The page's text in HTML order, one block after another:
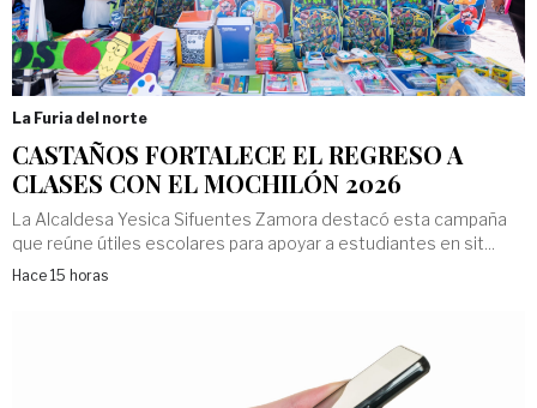
La Furia del norte
CASTAÑOS FORTALECE EL REGRESO A
CLASES CON EL MOCHILÓN 2026
La Alcaldesa Yesica Sifuentes Zamora destacó esta campaña
que reúne útiles escolares para apoyar a estudiantes en sit...
Hace 15 horas